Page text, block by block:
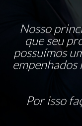
Nosso
que seu
possuímos
empenhados
Por isso